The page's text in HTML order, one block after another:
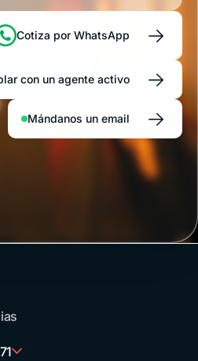
Cotiza por WhatsApp →
con un agente activo →
Mándanos un email →